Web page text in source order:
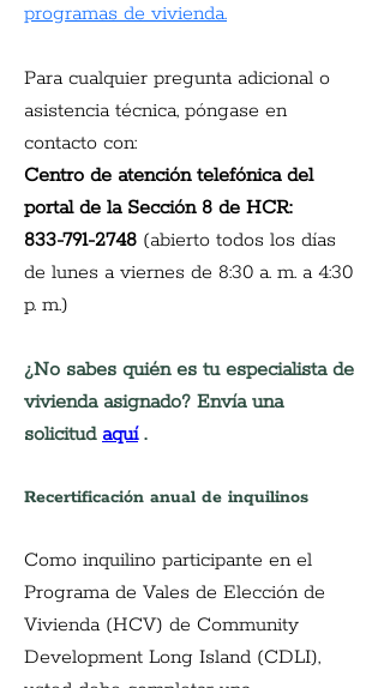
programas de vivienda.
Para cualquier pregunta adicional o
asistencia técnica, póngase en
contacto con:
Centro de atención telefónica del
portal de la Sección 8 de HCR:
833-791-2748 (abierto todos los días
de lunes a viernes de 8:30 a. m. a 4:30
p. m.)
¿No sabes quién es tu especialista de
vivienda asignado? Envía una
solicitud aquí .
Recertificación anual de inquilinos
Como inquilino participante en el
Programa de Vales de Elección de
Vivienda (HCV) de Community
Development Long Island (CDLI),